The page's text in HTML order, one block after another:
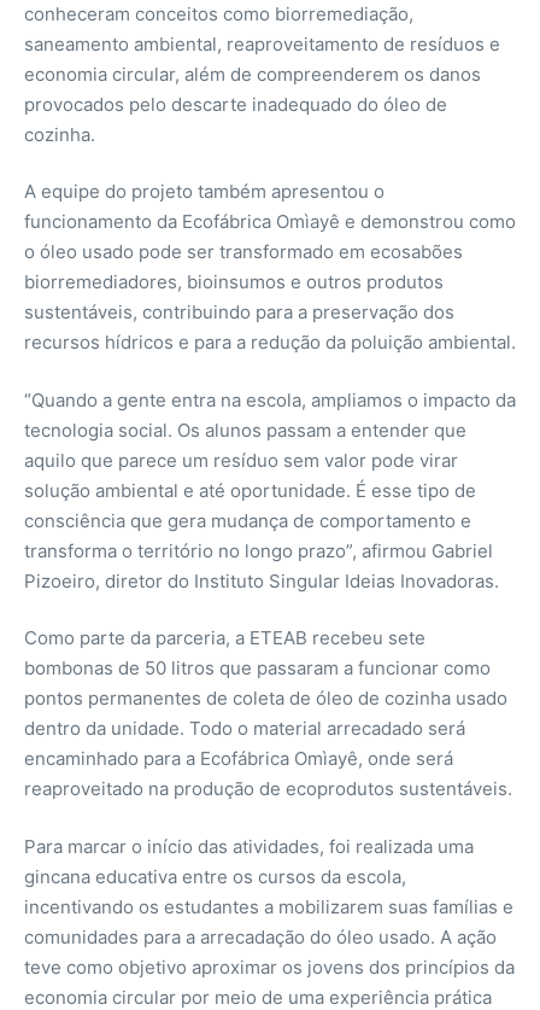
conheceram conceitos como biorremediação,
saneamento ambiental, reaproveitamento de resíduos e
economia circular, além de compreenderem os danos
provocados pelo descarte inadequado do óleo de
cozinha.
A equipe do projeto também apresentou o
funcionamento da Ecofábrica Omìayê e demonstrou como
o óleo usado pode ser transformado em ecosabões
biorremediadores, bioinsumos e outros produtos
sustentáveis, contribuindo para a preservação dos
recursos hídricos e para a redução da poluição ambiental.
“Quando a gente entra na escola, ampliamos o impacto da
tecnologia social. Os alunos passam a entender que
aquilo que parece um resíduo sem valor pode virar
solução ambiental e até oportunidade. É esse tipo de
consciência que gera mudança de comportamento e
transforma o território no longo prazo”, afirmou Gabriel
Pizoeiro, diretor do Instituto Singular Ideias Inovadoras.
Como parte da parceria, a ETEAB recebeu sete
bombonas de 50 litros que passaram a funcionar como
pontos permanentes de coleta de óleo de cozinha usado
dentro da unidade. Todo o material arrecadado será
encaminhado para a Ecofábrica Omìayê, onde será
reaproveitado na produção de ecoprodutos sustentáveis.
Para marcar o início das atividades, foi realizada uma
gincana educativa entre os cursos da escola,
incentivando os estudantes a mobilizarem suas famílias e
comunidades para a arrecadação do óleo usado. A ação
teve como objetivo aproximar os jovens dos princípios da
economia circular por meio de uma experiência prática